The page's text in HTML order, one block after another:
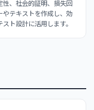
性、社会的証明、損失回
やテキストを作成し、効
ト設計に活用します。